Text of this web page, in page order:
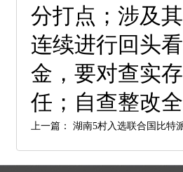
分打点；涉及
连续进行回头
金，要对查实
任；自查整改
上一篇： 湖南5村入选联合国比特